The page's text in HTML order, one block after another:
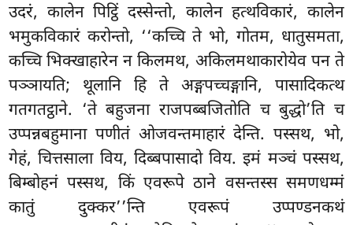
उदरं, कालेन पिट्ठिं दस्सेन्तो, कालेन हत्थविकारं, कालेन
भमुकविकारं करोन्तो, ‘‘कच्चि ते भो, गोतम, धातुसमता,
कच्चि भिक्खाहारेन न किलमथ, अकिलमथाकारोयेव पन ते
पञ्ञायति; थूलानि हि ते अङ्गपच्चङ्गानि, पासादिकत्थ
गतगतट्ठाने. ‘ते बहुजना राजपब्बजितोति च बुद्धो’ति च
उप्पन्नबहुमाना पणीतं ओजवन्तमाहारं देन्ति. पस्सथ, भो,
गेहं, चित्तसाला विय, दिब्बपासादो विय. इमं मञ्चं पस्सथ,
बिम्बोहनं पस्सथ, किं एवरूपे ठाने वसन्तस्स समणधम्मं
कातुं दुक्कर’’न्ति एवरूपं उप्पण्डनकथं